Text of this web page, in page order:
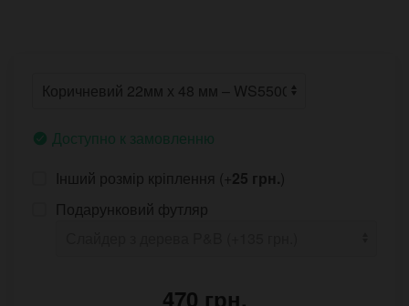
Доступно к замовленню
Інший розмір кріплення (+25 грн.)
Подарунковий футляр
470 грн.